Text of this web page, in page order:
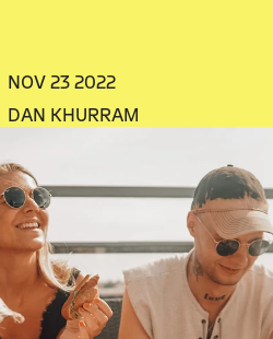
NOV 23 2022
DAN KHURRAM